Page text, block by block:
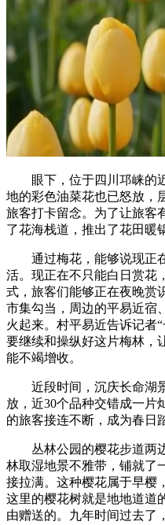
眼下，位于四川邛崃的近
地的彩色油菜花也已怒放，
旅客打卡留念。为了让旅客
了花海栈道，推出了花田暖
通过梅花，能够说现正在
活。现正在不只能白日赏花
式，旅客们能够正在夜晚赏
市集勾当，周边的平易近宿
火起来。村平易近告诉记者
要继续和操纵好这片梅林，
能不竭增收。
近段时间，沉庆长命湖景
放，近30个品种交错成一片
的旅客接连不断，成为春日
丛林公园的樱花步道两边
林取湿地景不雅带，铺就了
接拉满。这种樱花属于早樱
这里的樱花树就是地地道道
由赠送的。九年时间过去了